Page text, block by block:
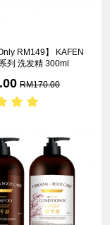
RM149】 KAFEN
列 洗发精 300ml
RM170.00